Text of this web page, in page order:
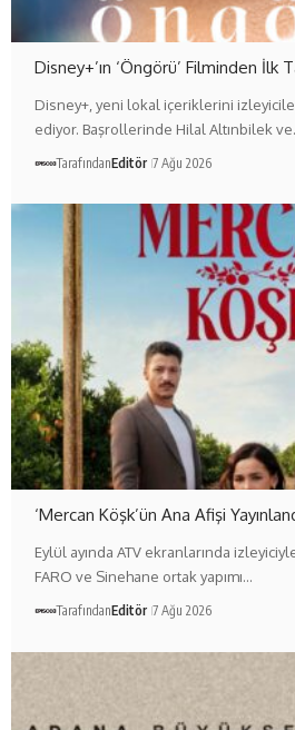
Disney+’ın ‘Öngörü’ Filminden İlk
Disney+, yeni lokal içeriklerini
ediyor. Başrollerinde Hilal Altınbilek
TarafındanEditör 7 Ağu 2026
‘Mercan Köşk’ün Ana Afişi
Eylül ayında ATV ekranlarında
FARO ve Sinehane ortak yapımı…
TarafındanEditör 7 Ağu 2026